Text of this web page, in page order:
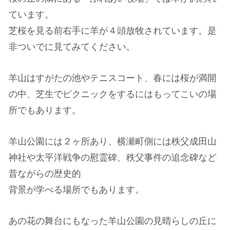
ています。
芝桜を見る前右手に羊が４頭放牧されています。是
非ついでに見てみてください。
羊山はすがたの池やテニスコート、春には桜が満開
の中、芝生でピクニックをするにはもってこいの場
所でもあります。
羊山公園には２ヶ所あり、横瀬町側には秩父成田山
神社や太平洋戦争の慰霊碑、秩父事件の追念碑など
昔ながらの歴史的
背景が学べる場所でもあります。
あの花の舞台にもなった羊山公園の見晴らしの丘に